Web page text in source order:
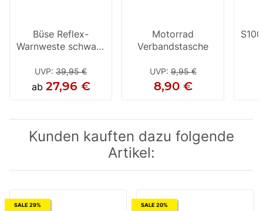
Büse Reflex-
Warnweste schwarz
UVP: 39,95 €
ab 27,96 €
Motorrad
Verbandstasche
UVP:9,95 €
8,90 €
Kunden kauften dazu folgende
Artikel:
SALE 29% SALE 20%